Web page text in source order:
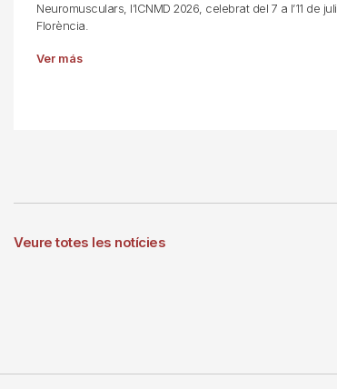
Neuromusculars, l’ICNMD 2026, celebrat del 7 a l’11 de
Florència.
Ver más
Veure totes les notícies